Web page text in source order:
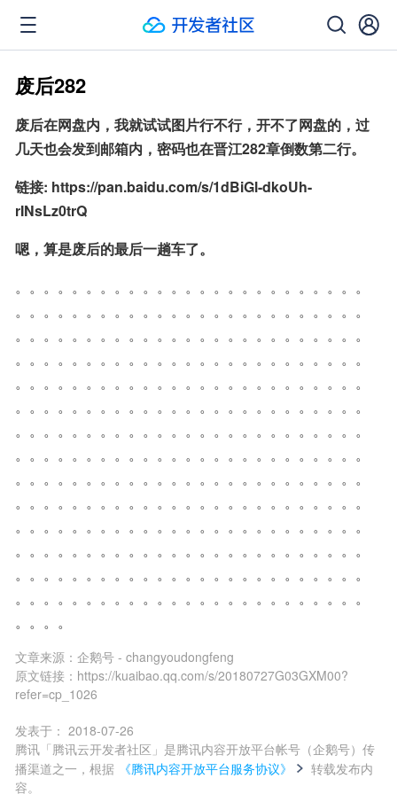
废后282
废后在网盘内，我就试试图片行不行，开不了网盘的，过
几天也会发到邮箱内，密码也在晋江282章倒数第二行。
链接: https://pan.baidu.com/s/1dBiGl-dkoUh-
rINsLz0trQ
嗯，算是废后的最后一趟车了。
。。。。。。。。。。。。。。。。。。。。。。。。。
。。。。。。。。。。。。。。。。。。。。。。。。。
。。。。。。。。。。。。。。。。。。。。。。。。。
。。。。。。。。。。。。。。。。。。。。。。。。。
。。。。。。。。。。。。。。。。。。。。。。。。。
。。。。。。。。。。。。。。。。。。。。。。。。。
。。。。。。。。。。。。。。。。。。。。。。。。。
。。。。。。。。。。。。。。。。。。。。。。。。。
。。。。。。。。。。。。。。。。。。。。。。。。。
。。。。。。。。。。。。。。。。。。。。。。。。。
。。。。。。。。。。。。。。。。。。。。。。。。。
。。。。。。。。。。。。。。。。。。。。。。。。。
。。。。。。。。。。。。。。。。。。。。。。。。。
。。。。。。。。。。。。。。。。。。。。。。。。。
。。。。
文章来源： 企鹅号 - changyoudongfeng
原文链接： https://kuaibao.qq.com/s/20180727G03GXM00?
refer=cp_1026
发表于： 2018-07-26
腾讯「腾讯云开发者社区」是腾讯内容开放平台帐号（企鹅号）传
播渠道之一，根据
《腾讯内容开放平台服务协议》
转载发布内
容。